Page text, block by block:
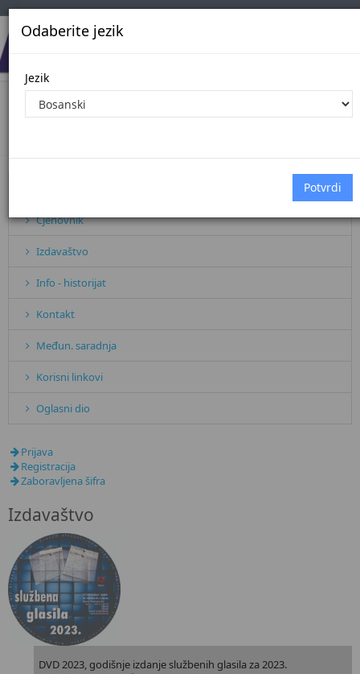
Odaberite jezik
Jezik
Izdavaštvo
Cjenovnik
Izdavaštvo
Info - historijat
Kontakt
Međun. saradnja
Korisni linkovi
Oglasni dio
Prijava
Registracija
Zaboravljena šifra
Izdavaštvo
DVD 2023, godišnje izdanje službenih glasila za 2023.